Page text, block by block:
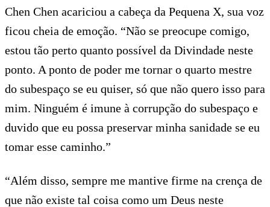
Chen Chen acariciou a cabeça da Pequena X, sua voz
ficou cheia de emoção. “Não se preocupe comigo,
estou tão perto quanto possível da Divindade neste
ponto. A ponto de poder me tornar o quarto mestre
do subespaço se eu quiser, só que não quero isso para
mim. Ninguém é imune à corrupção do subespaço e
duvido que eu possa preservar minha sanidade se eu
tomar esse caminho.”
“Além disso, sempre me mantive firme na crença de
que não existe tal coisa como um Deus neste